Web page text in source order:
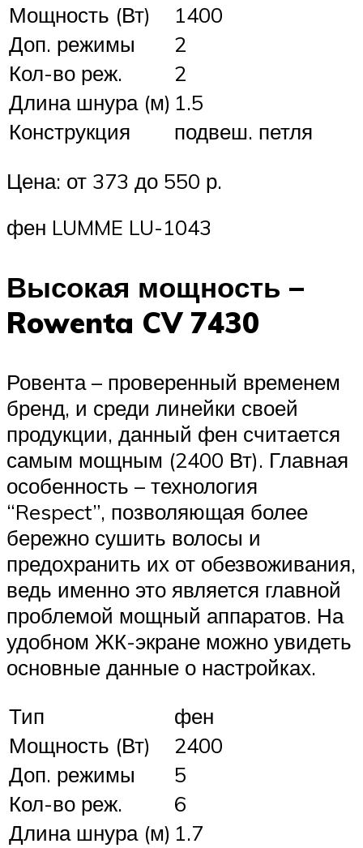
Мощность (Вт)
1400
Доп. режимы
2
Кол-во реж.
2
Длина шнура (м) 1.5
Конструкция
подвеш. петля
Цена: от 373 до 550 р.
фен LUMME LU-1043
Высокая мощность –
Rowenta CV 7430
Ровента – проверенный временем
бренд, и среди линейки своей
продукции, данный фен считается
самым мощным (2400 Вт). Главная
особенность – технология
“Respect”, позволяющая более
бережно сушить волосы и
предохранить их от обезвоживания,
ведь именно это является главной
проблемой мощный аппаратов. На
удобном ЖК-экране можно увидеть
основные данные о настройках.
Тип
фен
Мощность (Вт)
2400
Доп. режимы
5
Кол-во реж.
6
Длина шнура (м) 1.7